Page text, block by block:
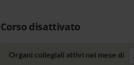
Corso disattivato
Organi collegiali attivi nel mese di